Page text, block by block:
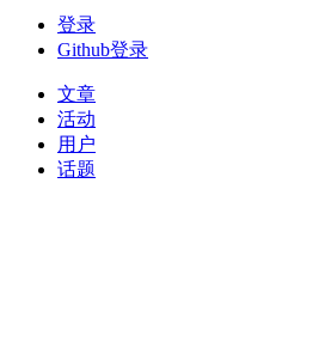
登录
Github登录
文章
活动
用户
话题